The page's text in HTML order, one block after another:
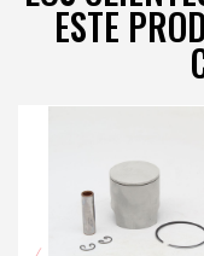
ESTE
PI.63.490.M1
PI.63.495.M1
PI.63.499.A
PI.63.502.M1